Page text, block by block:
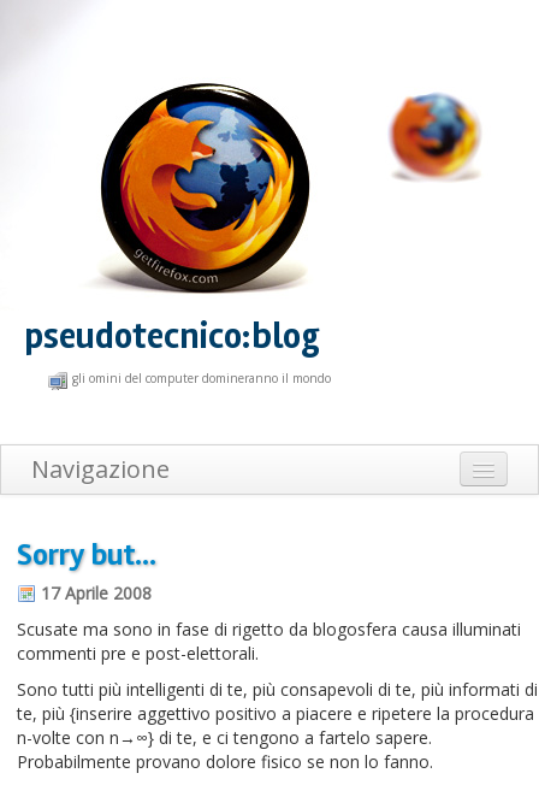
pseudotecnico:blog
gli omini del computer domineranno il mondo
Navigazione
Informazioni sul blog
Contatti
Varie
Cookie
Sorry but…
17 Aprile 2008
Scusate ma sono in fase di rigetto da blogosfera causa illuminati
commenti pre e post-elettorali.
Sono tutti più intelligenti di te, più consapevoli di te, più informati di
te, più {inserire aggettivo positivo a piacere e ripetere la procedura
n-volte con n→∞} di te, e ci tengono a fartelo sapere.
Probabilmente provano dolore fisico se non lo fanno.